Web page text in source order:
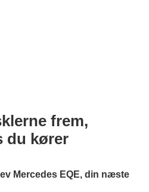
frem,
du kører
Mercedes EQE, din næste